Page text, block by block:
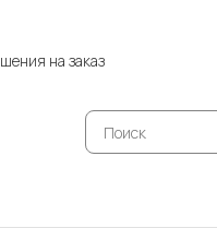
на заказ
Поиск
товаров